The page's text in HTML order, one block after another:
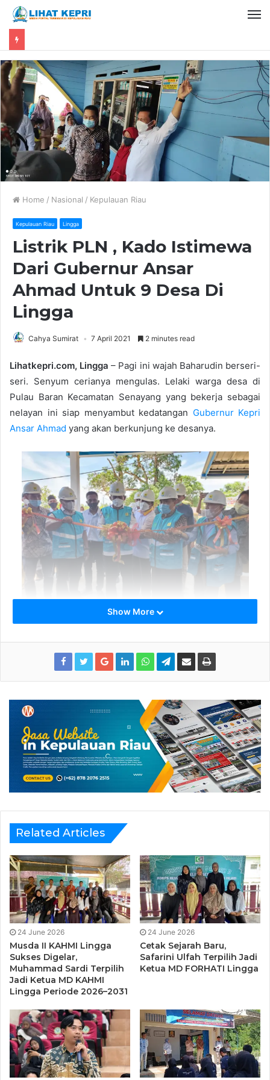
Home / Nasional / Kepulauan Riau
Kepulauan Riau Lingga
Listrik PLN , Kado Istimewa
Dari Gubernur Ansar
Ahmad Untuk 9 Desa Di
Lingga
Cahya Sumirat 7 April 2021 2 minutes read
Lihatkepri.com, Lingga – Pagi ini wajah Baharudin berseri-
seri. Senyum cerianya mengulas. Lelaki warga desa di
Pulau Baran Kecamatan Senayang yang bekerja sebagai
nelayan ini siap menyambut kedatangan Gubernur Kepri
Ansar Ahmad yang akan berkunjung ke desanya.
Baju kurung melayu warna kuning yang dikenakannya
“Pak Gubernur kite kejap lagi datang wai. Untuk
meresmikan listrik PLN di kampung kite ini. Kite sambut
beliau dengan sepinggan beras kunyit dan setangkup doa
selamat,” kata Baharudin pada Rozali tetangganya ketika
bergegas menuju pelabuhan Baran, Rabu (7/4).
PLN yang sudah bertahun-tahun dirindukan bisa sampai di
juga dirasakan oleh masyarakat Baran lainnya atas
masuknya listrik PLN ke desa tersebut.
“Terima kasih Pak Ansar. Terima kasih PLN. Kampung kami
sekarang terang benderang” ujar Azizah, seorang ibu
rumah tangga di Baran menambahkan.
Show More
Related Articles
24 June 2026
Musda II KAHMI Lingga
Sukses Digelar,
Muhammad Sardi Terpilih
Jadi Ketua MD KAHMI
Lingga Periode 2026–2031
24 June 2026
Cetak Sejarah Baru,
Safarini Ulfah Terpilih Jadi
Ketua MD FORHATI Lingga